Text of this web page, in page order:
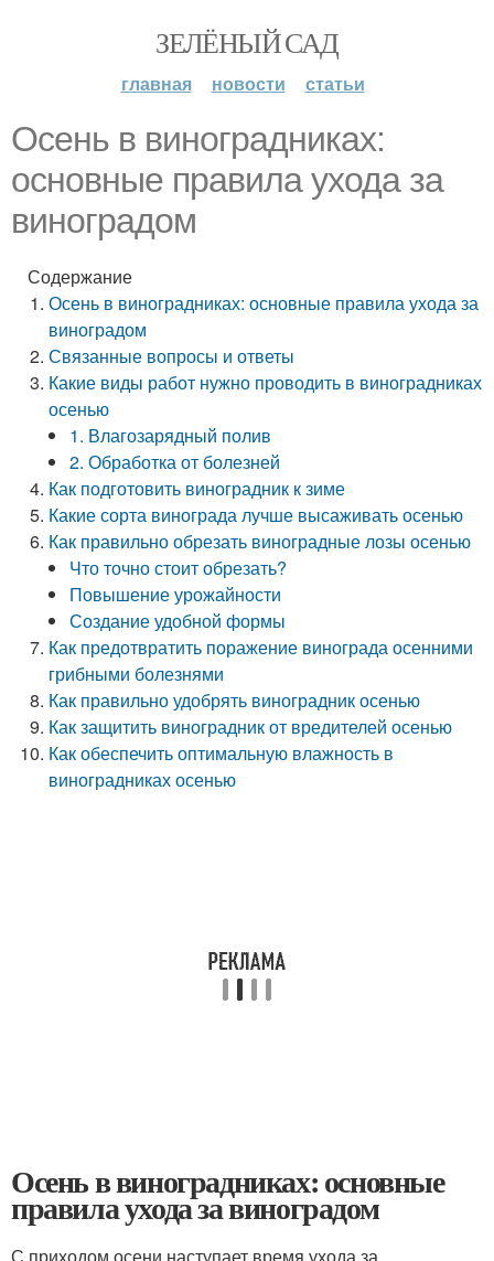
ЗЕЛЁНЫЙ САД
главная новости статьи
Осень в виноградниках:
основные правила ухода за
виноградом
Содержание
Осень в виноградниках: основные правила ухода за
виноградом
Связанные вопросы и ответы
Какие виды работ нужно проводить в виноградниках
осенью
1. Влагозарядный полив
2. Обработка от болезней
Как подготовить виноградник к зиме
Какие сорта винограда лучше высаживать осенью
Как правильно обрезать виноградные лозы осенью
Что точно стоит обрезать?
Повышение урожайности
Создание удобной формы
Как предотвратить поражение винограда осенними
грибными болезнями
Как правильно удобрять виноградник осенью
Как защитить виноградник от вредителей осенью
Как обеспечить оптимальную влажность в
виноградниках осенью
Осень в виноградниках: основные
правила ухода за виноградом